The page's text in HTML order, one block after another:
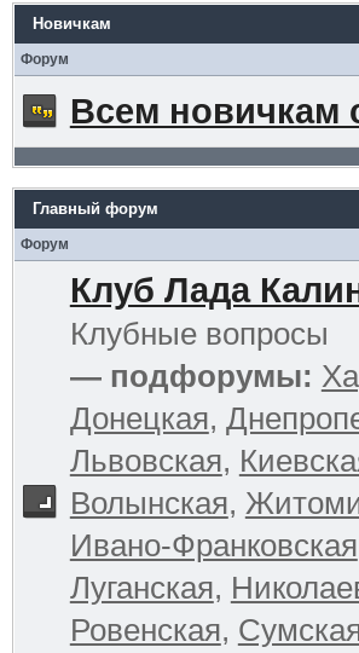
Новичкам
Форум
Всем новичкам
Главный форум
Форум
Клуб Лада
Клубные вопросы
— подфорумы:
Донецкая,
Львовская,
Волынская,
Ивано-Франковская
Луганская,
Ровенская,